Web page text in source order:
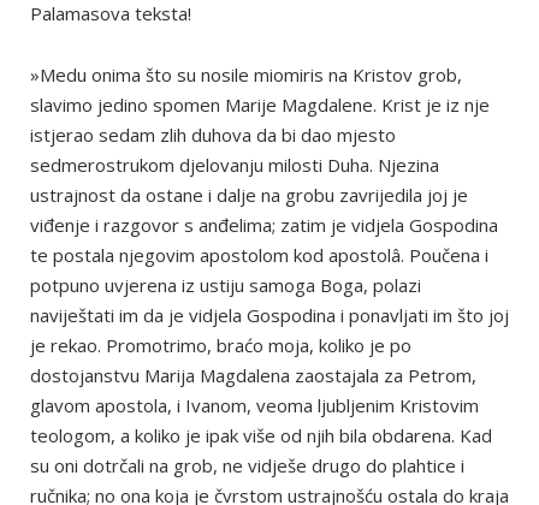
Palamasova teksta!
»Medu onima što su nosile miomiris na Kristov grob,
slavimo jedino spomen Marije Magdalene. Krist je iz nje
istjerao sedam zlih duhova da bi dao mjesto
sedmerostrukom djelovanju milosti Duha. Njezina
ustrajnost da ostane i dalje na grobu zavrijedila joj je
viđenje i razgovor s anđelima; zatim je vidjela Gospodina
te postala njegovim apostolom kod apostolâ. Poučena i
potpuno uvjerena iz ustiju samoga Boga, polazi
naviještati im da je vidjela Gospodina i ponavljati im što joj
je rekao. Promotrimo, braćo moja, koliko je po
dostojanstvu Marija Magdalena zaostajala za Petrom,
glavom apostola, i Ivanom, veoma ljubljenim Kristovim
teologom, a koliko je ipak više od njih bila obdarena. Kad
su oni dotrčali na grob, ne vidješe drugo do plahtice i
ručnika; no ona koja je čvrstom ustrajnošću ostala do kraja